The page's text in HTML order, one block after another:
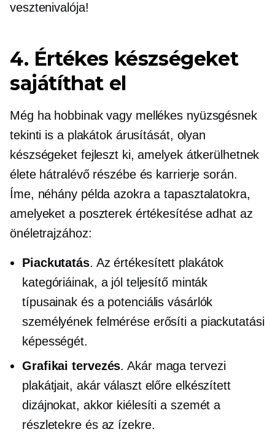
vesztenivalója!
4. Értékes készségeket
sajátíthat el
Még ha hobbinak vagy mellékes nyüzsgésnek
tekinti is a plakátok árusítását, olyan
készségeket fejleszt ki, amelyek átkerülhetnek
élete hátralévő részébe és karrierje során.
Íme, néhány példa azokra a tapasztalatokra,
amelyeket a poszterek értékesítése adhat az
önéletrajzához:
Piackutatás. Az értékesített plakátok
kategóriáinak, a jól teljesítő minták
típusainak és a potenciális vásárlók
személyének felmérése erősíti a piackutatási
képességét.
Grafikai tervezés. Akár maga tervezi
plakátjait, akár választ előre elkészített
dizájnokat, akkor kiélesíti a szemét a
részletekre és az ízekre.